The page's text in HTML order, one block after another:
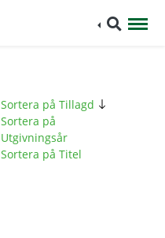
Sortera på Tillagd
Sortera på
Utgivningsår
Sortera på Titel